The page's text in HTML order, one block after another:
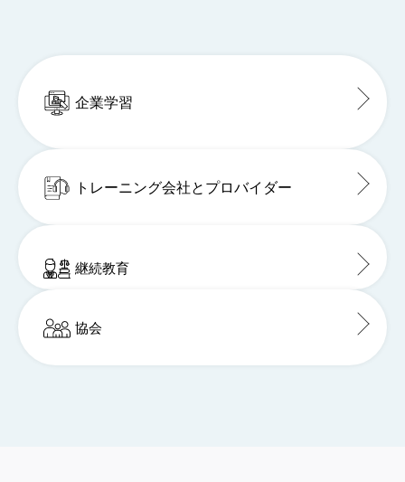
企業学習
トレーニング会社とプロバイダー
継続教育
協会